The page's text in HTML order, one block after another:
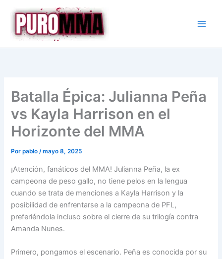
contenido
Batalla Épica: Julianna Peña
vs Kayla Harrison en el
Horizonte del MMA
Porpablo/mayo 8, 2025
¡Atención, fanáticos del MMA! Julianna Peña, la ex
campeona de peso gallo, no tiene pelos en la lengua
cuando se trata de menciones a Kayla Harrison y la
posibilidad de enfrentarse a la campeona de PFL,
preferiéndola incluso sobre el cierre de su trilogía contra
Amanda Nunes.
Primero, pongamos el escenario. Peña es conocida por su